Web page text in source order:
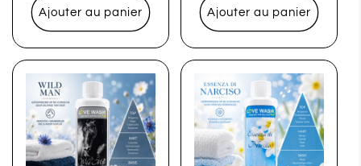
Ajouter au panier Ajouter au panier